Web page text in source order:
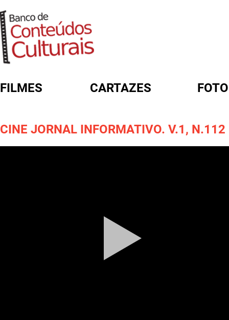
FILMES CARTAZES
CINE JORNAL INFORMATIVO. V.1, N.112